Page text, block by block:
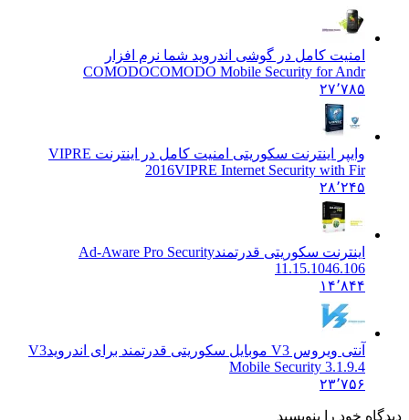
امنیت کامل در گوشی اندروید شما نرم افزار
COMODOCOMODO Mobile Security for Andr
۲۷٬۷۸۵
وایپر اینترنت سکوریتی امنیت کامل در اینترنت VIPRE
2016VIPRE Internet Security with Fir
۲۸٬۲۴۵
اینترنت سکوریتی قدرتمندAd-Aware Pro Security
11.15.1046.106
۱۴٬۸۴۴
آنتی ویروس V3 موبایل سکوریتی قدرتمند برای اندروید
V3
Mobile Security 3.1.9.4
۲۳٬۷۵۶
خود را بنویسید